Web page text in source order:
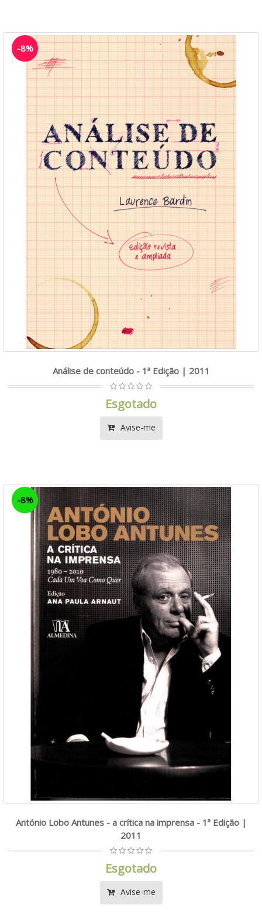
-8%
Análise de conteúdo - 1ª Edição | 2011
Esgotado
Avise-me
-8%
António Lobo Antunes - a crítica na imprensa - 1ª Edição |
2011
Esgotado
Avise-me